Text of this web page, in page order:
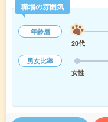
職場の雰囲気
年齢層
20代
男女比率
女性